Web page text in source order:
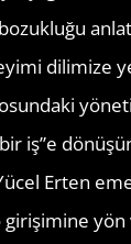
dilimize
iş”e
Erten